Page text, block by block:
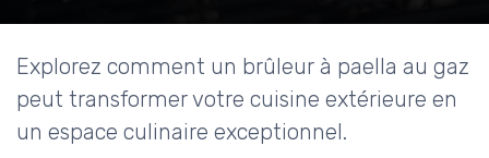
Explorez comment un brûleur à paella au gaz
peut transformer votre cuisine extérieure en
un espace culinaire exceptionnel.